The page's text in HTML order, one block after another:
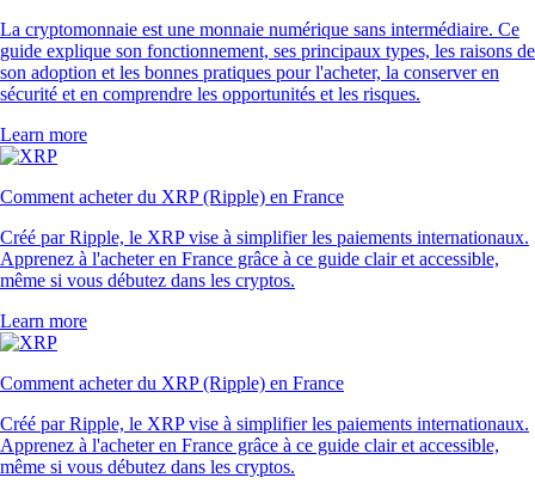
La cryptomonnaie est une monnaie numérique sans intermédiaire. Ce
guide explique son fonctionnement, ses principaux types, les raisons de
son adoption et les bonnes pratiques pour l'acheter, la conserver en
sécurité et en comprendre les opportunités et les risques.
Learn more
Comment acheter du XRP (Ripple) en France
Créé par Ripple, le XRP vise à simplifier les paiements internationaux.
Apprenez à l'acheter en France grâce à ce guide clair et accessible,
même si vous débutez dans les cryptos.
Learn more
Comment acheter du XRP (Ripple) en France
Créé par Ripple, le XRP vise à simplifier les paiements internationaux.
Apprenez à l'acheter en France grâce à ce guide clair et accessible,
même si vous débutez dans les cryptos.